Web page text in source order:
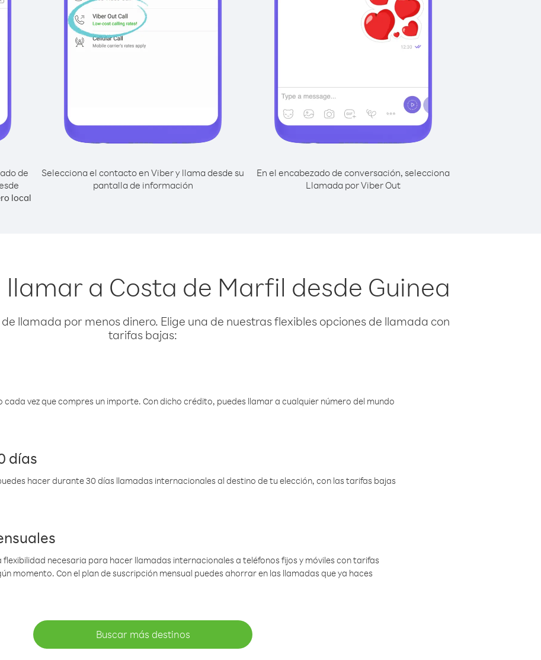
de
local
Selecciona el contacto en Viber y llama desde su
pantalla de información
En el encabezado de conversación, selecciona
Llamada por Viber Out
a Costa de Marfil desde Guinea
llamada por menos dinero. Elige una de nuestras flexibles opciones de llamada con
tarifas bajas:
cada vez que compres un importe. Con dicho crédito, puedes llamar a cualquier número del mundo
días
hacer durante 30 días llamadas internacionales al destino de tu elección, con las tarifas bajas
flexibilidad necesaria para hacer llamadas internacionales a teléfonos fijos y móviles con tarifas
momento. Con el plan de suscripción mensual puedes ahorrar en las llamadas que ya haces
Buscar más destinos